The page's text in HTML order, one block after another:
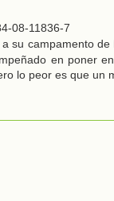
08-11836-7
su campamento de
en poner
lo peor es que un